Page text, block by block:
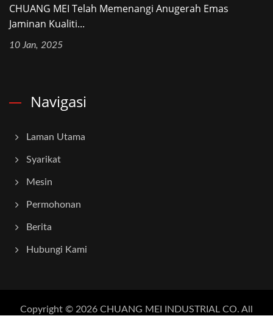
CHUANG MEI Telah Memenangi Anugerah Emas
Jaminan Kualiti...
10 Jan, 2025
Navigasi
Laman Utama
Syarikat
Mesin
Permohonan
Berita
Hubungi Kami
Copyright © 2026 CHUANG MEI INDUSTRIAL CO. All